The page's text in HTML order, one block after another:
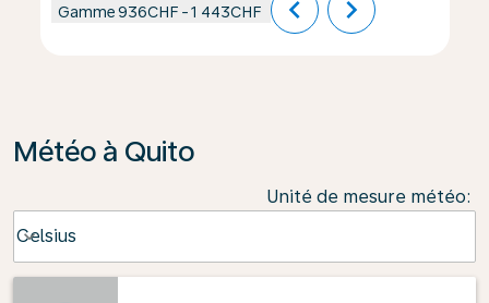
Gamme936CHF -1 443CHF chevron_left chevron_right
Météo à Quito
Unité de mesure météo:
Celsius
keyboard_arrow_down